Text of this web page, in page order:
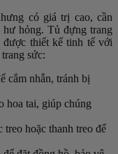
có giá trị cao, cần
hư hỏng. Tủ đựng trang
thiết kế tinh tế với
sức:
cắm nhẫn, tránh bị
hoa tai, giúp chúng
treo hoặc thanh treo để